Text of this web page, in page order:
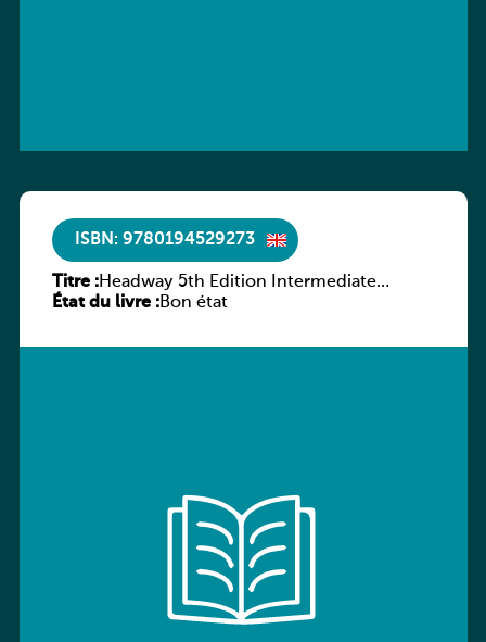
ISBN: 9780194529273
Titre :Headway 5th Edition Intermediate
Culture and Literature Companion
État du livre :Bon état